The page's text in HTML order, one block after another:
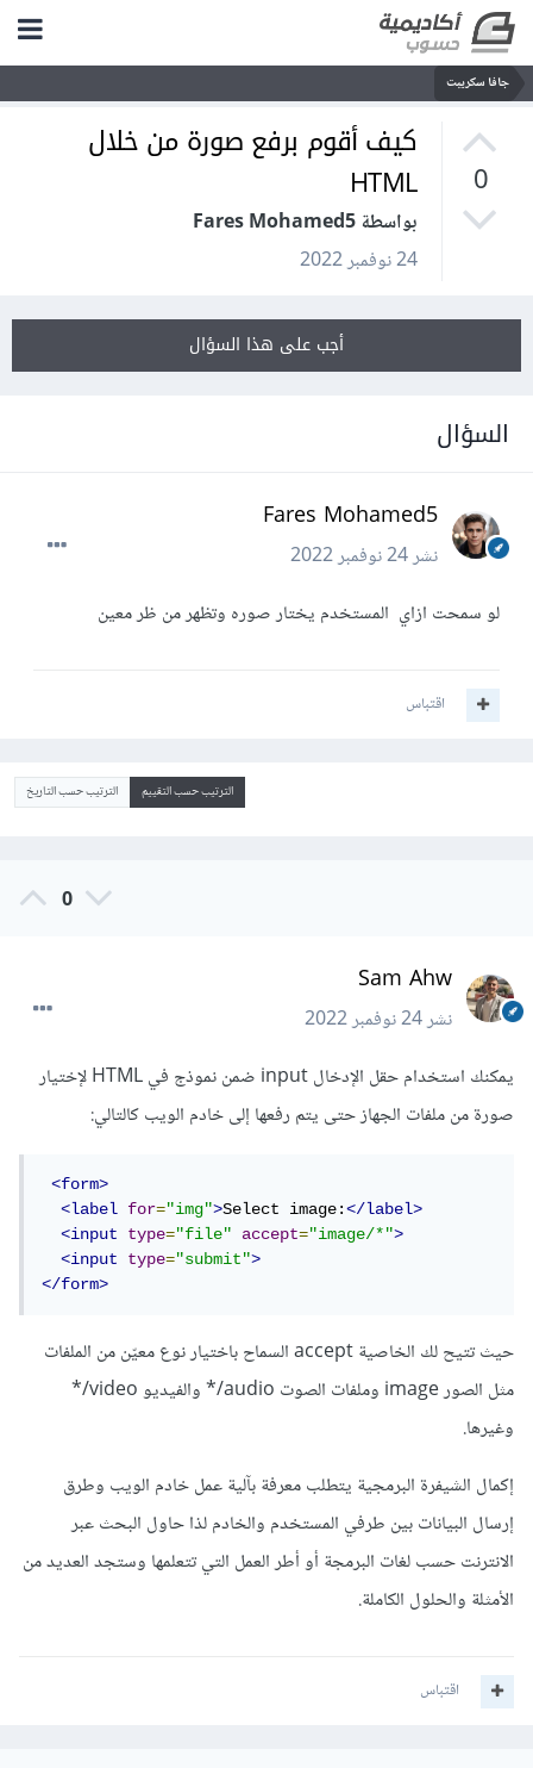
جافا سكريبت
0
كيف أقوم برفع صورة من خلال
HTML
بواسطة Fares Mohamed5
24 نوفمبر 2022
أجب على هذا السؤال
السؤال
Fares Mohamed5
نشر24 نوفمبر 2022
لو سمحت ازاي المستخدم يختار صوره وتظهر من ظر معين
اقتباس
الترتيب حسب التقييم الترتيب حسب التاريخ
0
Sam Ahw
نشر24 نوفمبر 2022
يمكنك استخدام حقل الإدخال input ضمن نموذج في HTML لإختيار
صورة من ملفات الجهاز حتى يتم رفعها إلى خادم الويب كالتالي:
<form>
<label
for="img">Select image:</label>
<input
type="file" accept="image/*">
<input
type="submit">
</form>
حيث تتيح لك الخاصية accept السماح باختيار نوع معيّن من الملفات
مثل الصور image وملفات الصوت audio/* والفيديو video/*
وغيرها.
إكمال الشيفرة البرمجية يتطلب معرفة بآلية عمل خادم الويب وطرق
إرسال البيانات بين طرفي المستخدم والخادم لذا حاول البحث عبر
الانترنت حسب لغات البرمجة أو أطر العمل التي تتعلمها وستجد العديد من
الأمثلة والحلول الكاملة.
اقتباس